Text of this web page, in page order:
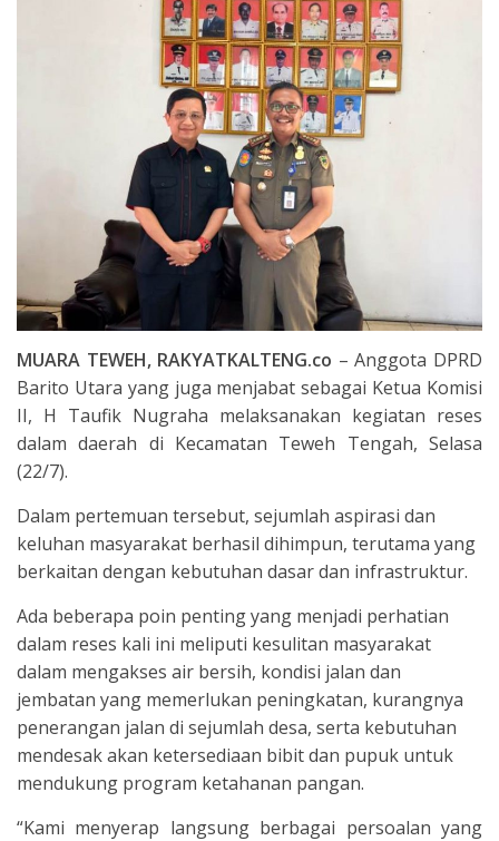
MUARA TEWEH, RAKYATKALTENG.co – Anggota DPRD
Barito Utara yang juga menjabat sebagai Ketua Komisi
II, H Taufik Nugraha melaksanakan kegiatan reses
dalam daerah di Kecamatan Teweh Tengah, Selasa
(22/7).
Dalam pertemuan tersebut, sejumlah aspirasi dan
keluhan masyarakat berhasil dihimpun, terutama yang
berkaitan dengan kebutuhan dasar dan infrastruktur.
Ada beberapa poin penting yang menjadi perhatian
dalam reses kali ini meliputi kesulitan masyarakat
dalam mengakses air bersih, kondisi jalan dan
jembatan yang memerlukan peningkatan, kurangnya
penerangan jalan di sejumlah desa, serta kebutuhan
mendesak akan ketersediaan bibit dan pupuk untuk
mendukung program ketahanan pangan.
“Kami menyerap langsung berbagai persoalan yang